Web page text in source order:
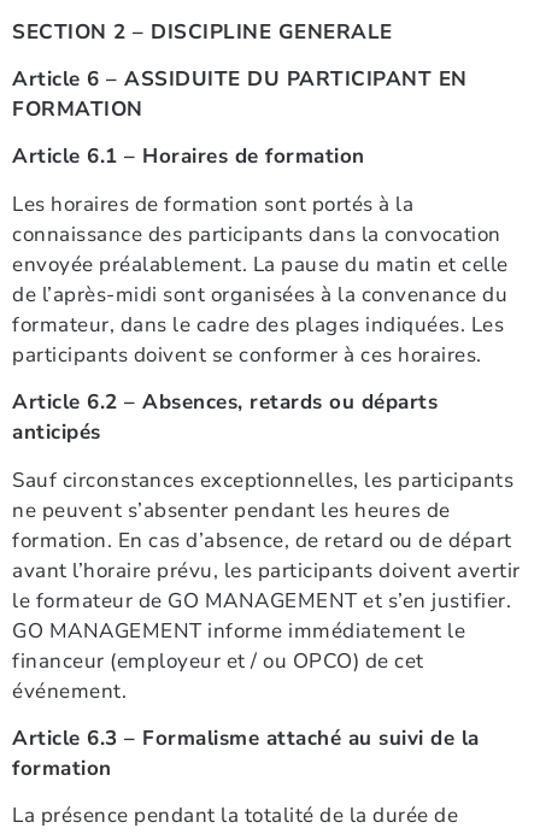
SECTION 2 – DISCIPLINE GENERALE
Article 6 – ASSIDUITE DU PARTICIPANT EN
FORMATION
Article 6.1 – Horaires de formation
Les horaires de formation sont portés à la
connaissance des participants dans la convocation
envoyée préalablement. La pause du matin et celle
de l’après-midi sont organisées à la convenance du
formateur, dans le cadre des plages indiquées. Les
participants doivent se conformer à ces horaires.
Article 6.2 – Absences, retards ou départs
anticipés
Sauf circonstances exceptionnelles, les participants
ne peuvent s’absenter pendant les heures de
formation. En cas d’absence, de retard ou de départ
avant l’horaire prévu, les participants doivent avertir
le formateur de GO MANAGEMENT et s’en justifier.
GO MANAGEMENT informe immédiatement le
financeur (employeur et / ou OPCO) de cet
événement.
Article 6.3 – Formalisme attaché au suivi de la
formation
La présence pendant la totalité de la durée de